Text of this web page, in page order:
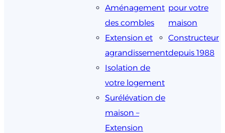
Aménagement
des combles
Extension et
agrandissement
Isolation de
votre logement
Surélévation de
maison –
Extension
pour votre
maison
Constructeur
depuis 1988